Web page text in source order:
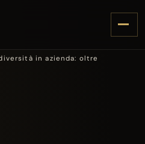
in azienda: oltre